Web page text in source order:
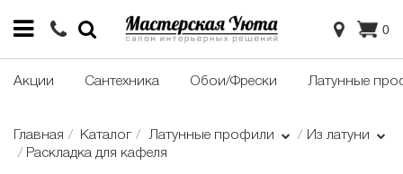
0
Акции Сантехника Обои/Фрески Латунные
Главная Каталог Латунные профили
Из латуни
Раскладка для кафеля